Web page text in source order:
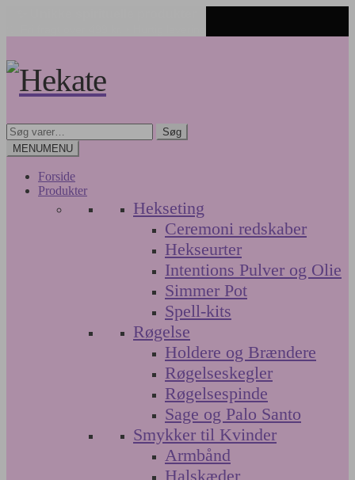
navigation
indhold
Søg
efter:
Søg
MENUMENU
Forside
Produkter
Hekseting
Ceremoni redskaber
Hekseurter
Intentions Pulver og Olie
Simmer Pot
Spell-kits
Røgelse
Holdere og Brændere
Røgelseskegler
Røgelsespinde
Sage og Palo Santo
Smykker til Kvinder
Armbånd
Halskæder